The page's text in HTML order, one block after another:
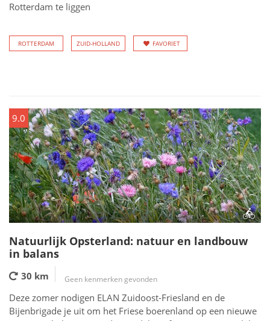
Rotterdam te liggen
ROTTERDAM ZUID-HOLLAND FAVORIET
9.0
Natuurlijk Opsterland: natuur en landbouw
in balans
30 km Geen kenmerken gevonden
Deze zomer nodigen ELAN Zuidoost-Friesland en de
Bijenbrigade je uit om het Friese boerenland op een nieuwe